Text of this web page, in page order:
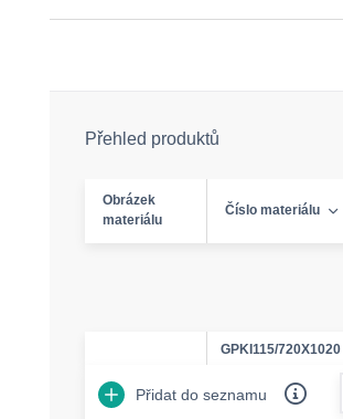
Přehled produktů
Obrázek
materiálu
Číslo materiálu
GPKI115/720X1020
Přidat do seznamu